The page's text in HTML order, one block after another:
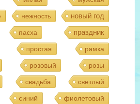
нежность новый год
пасха
праздник
простая рамка
розовый розы
свадьба светлый
синий фиолетовый